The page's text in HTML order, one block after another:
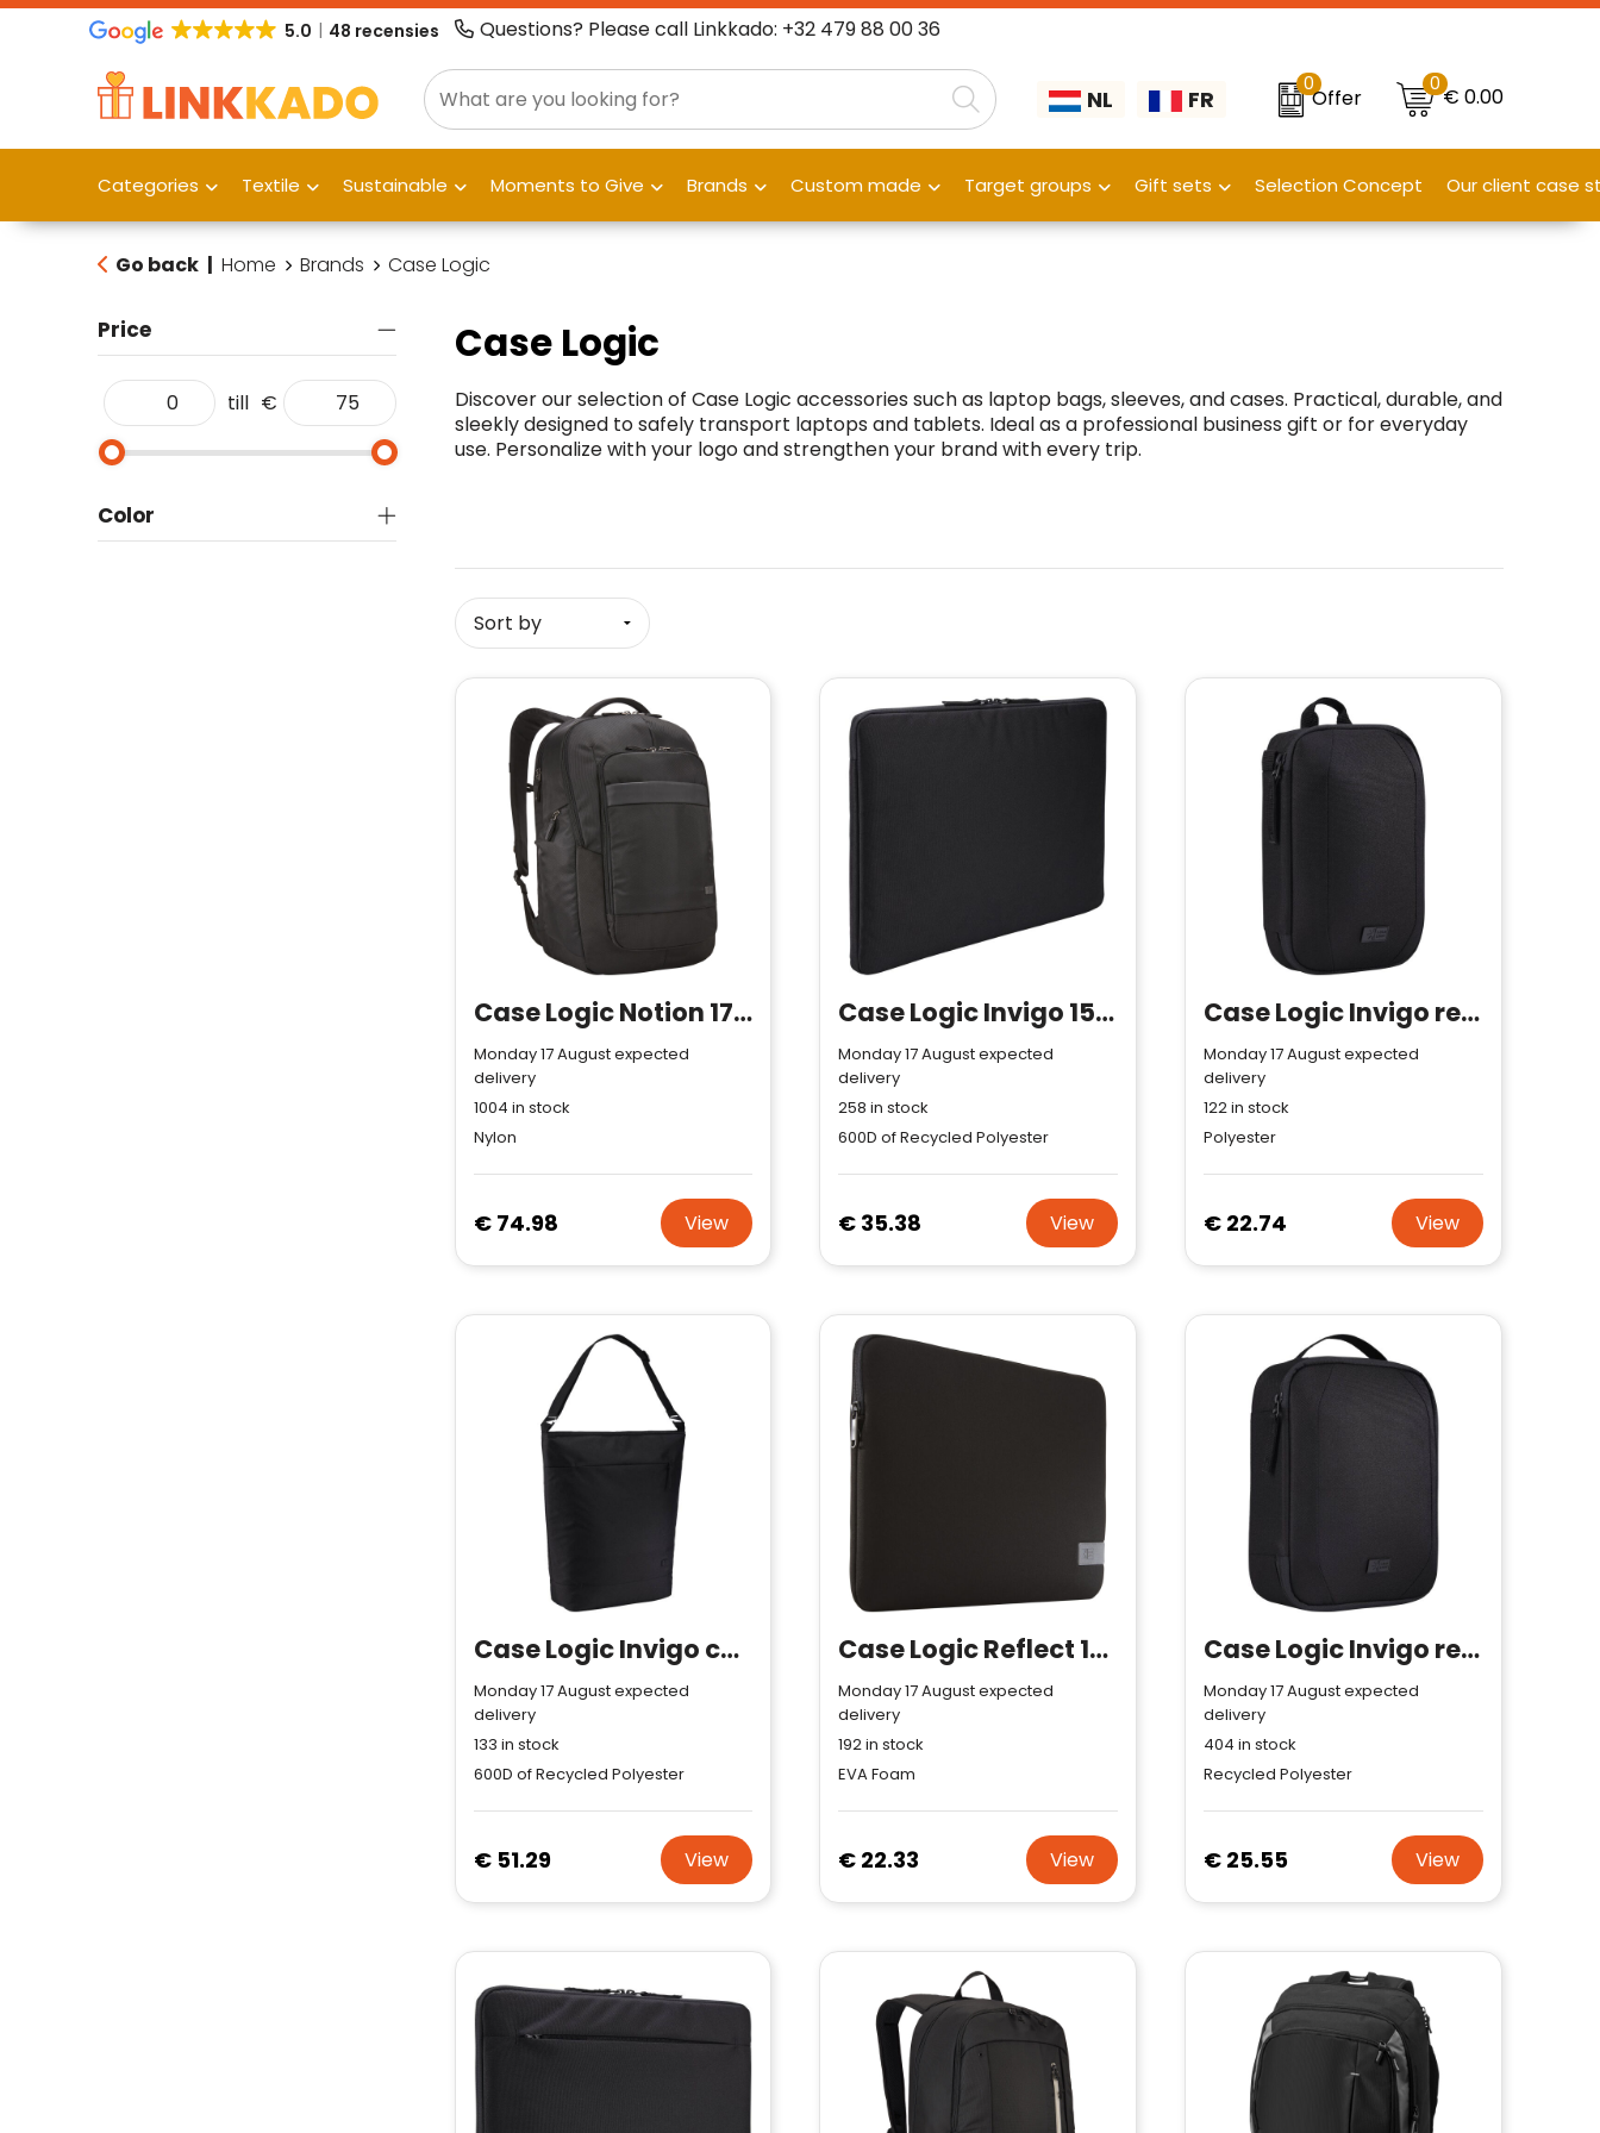
5.0 48 recensies Questions? Please call Linkkado: +32 479 88 00 36
NL FR
0
Offer
0€ 0.00
Categories Textile Sustainable Moments to Give Brands Custom made Target groups Gift sets Selection Concept Our client case
Go back | Home Brands Case Logic
Price
till €
Color
Case Logic
Discover our selection of Case Logic accessories such as laptop bags, sleeves, and cases. Practical, durable, and
sleekly designed to safely transport laptops and tablets. Ideal as a professional business gift or for everyday
use. Personalize with your logo and strengthen your brand with every trip.
Case Logic Notion 17.3" laptop backpack 29L
Monday 17 August expected
delivery
1004 in stock
Nylon
€ 74.98 View
Case Logic Invigo 15.6" recycled laptop sleeve
Monday 17 August expected
delivery
258 in stock
600D of Recycled Polyester
€ 35.38 View
Case Logic Invigo recycled accessories bag
Monday 17 August expected
delivery
122in stock
Polyester
€ 22.74 View
Case Logic Invigo convertible tote bag
Monday 17 August expected
delivery
133 in stock
600D of Recycled Polyester
€ 51.29 View
Case Logic Reflect 14" laptop sleeve
Monday 17 August expected
delivery
192in stock
EVA Foam
€ 22.33 View
Case Logic Invigo recycled accessories bag
Monday 17 August expected
delivery
404 in stock
Recycled Polyester
€ 25.55 View
hoe een website in het